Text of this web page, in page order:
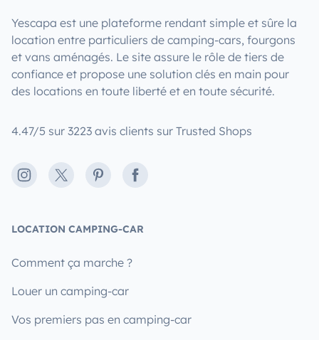
Yescapa est une plateforme rendant simple et sûre la
location entre particuliers de camping-cars, fourgons
et vans aménagés. Le site assure le rôle de tiers de
confiance et propose une solution clés en main pour
des locations en toute liberté et en toute sécurité.
4.47/5 sur 3223 avis clients sur Trusted Shops
Instagram
X PinterestFacebook
LOCATION CAMPING-CAR
Comment ça marche ?
Louer un camping-car
Vos premiers pas en camping-car